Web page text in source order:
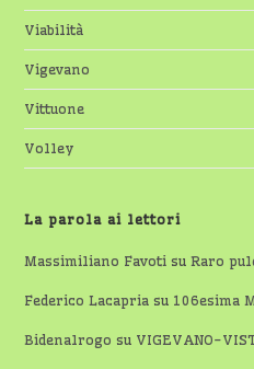
Viabilità
Vigevano
Vittuone
Volley
La parola ai lettori
Massimiliano Favoti suRaro
Federico Lacapria su 106esima
Bidenalrogo su VIGEVANO-